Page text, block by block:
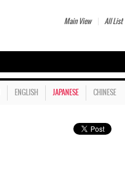
Main View All List
ENGLISH JAPANESE CHINESE